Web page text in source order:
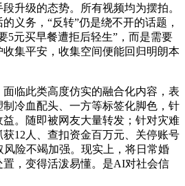
升级的态势。所有视频均为摆拍。
义务，“反转”仍是绕不开的话题，
5元买早餐遭拒后轻生”，而是需要
集平安，收集空间便能回归明朗本
此类高度仿实的融合化内容，表
冷血配头、一方等标签化脚色，针
。随即被网友大量转发；针对灾难
12人、查扣资金百万元、关停账号
风险不竭加强。现实上，将日常婚
，变得活泼易懂。是AI对社会信